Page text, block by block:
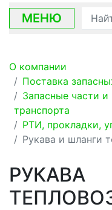
МЕНЮ
О компании
Поставка
Запасные части и
транспорта
РТИ, прокладки,
Рукава и шланги